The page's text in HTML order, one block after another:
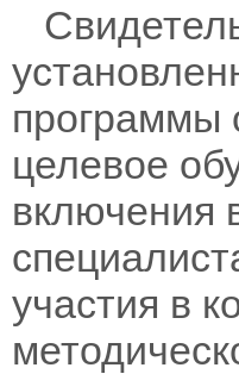
программы
целевое
включения
участия в